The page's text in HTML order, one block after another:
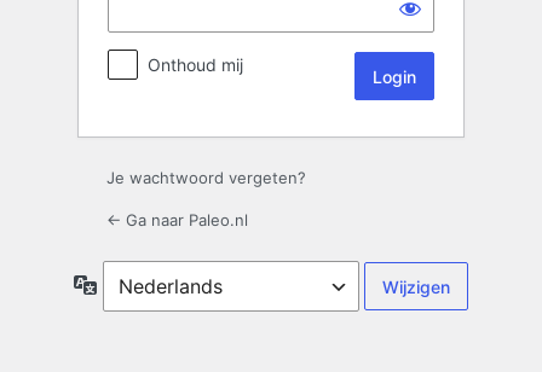
Onthoud mij
Je wachtwoord vergeten?
← Ga naar Paleo.nl
Taal